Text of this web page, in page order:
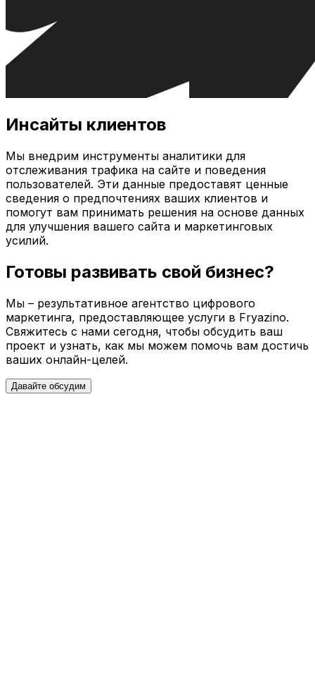
Инсайты клиентов
Мы внедрим инструменты аналитики для
отслеживания трафика на сайте и поведения
пользователей. Эти данные предоставят ценные
сведения о предпочтениях ваших клиентов и
помогут вам принимать решения на основе данных
для улучшения вашего сайта и маркетинговых
усилий.
Готовы развивать свой бизнес?
Мы – результативное агентство цифрового
маркетинга, предоставляющее услуги в Fryazino.
Свяжитесь с нами сегодня, чтобы обсудить ваш
проект и узнать, как мы можем помочь вам достичь
ваших онлайн-целей.
Давайте обсудим